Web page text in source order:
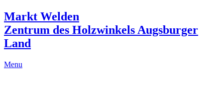
Markt Welden
Zentrum des Holzwinkels Augsburger
Land
Menu